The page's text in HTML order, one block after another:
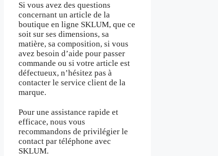
Si vous avez des questions
concernant un article de la
boutique en ligne SKLUM, que ce
soit sur ses dimensions, sa
matière, sa composition, si vous
avez besoin d’aide pour passer
commande ou si votre article est
défectueux, n’hésitez pas à
contacter le service client de la
marque.
Pour une assistance rapide et
efficace, nous vous
recommandons de privilégier le
contact par téléphone avec
SKLUM.